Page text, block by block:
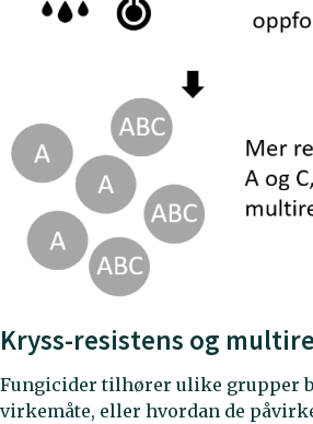
Kryss-resistens og
Fungicider tilhører ulike grupper
virkemåte, eller hvordan de